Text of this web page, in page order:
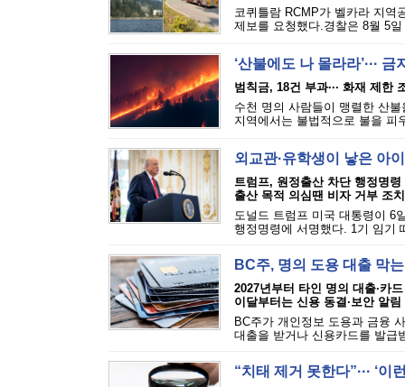
코퀴틀람 RCMP가 벨카라 지역
제보를 요청했다.경찰은 8월 5
‘산불에도 나 몰라라’···
범칙금, 18건 부과··· 화재 제한
수천 명의 사람들이 맹렬한 산
지역에서는 불법적으로 불을 피
외교관·유학생이 낳은 아
트럼프, 원정출산 차단 행정명령
출산 목적 의심땐 비자 거부 조치
도널드 트럼프 미국 대통령이 6
행정명령에 서명했다. 1기 임기
BC주, 명의 도용 대출 막
2027년부터 타인 명의 대출·카
이달부터는 신용 동결·보안 알
BC주가 개인정보 도용과 금융
대출을 받거나 신용카드를 발급
“치태 제거 못한다”··· ‘